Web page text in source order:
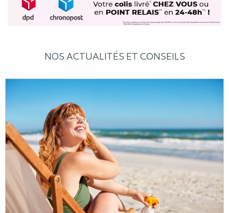
NOS ACTUALITÉS ET CONSEILS